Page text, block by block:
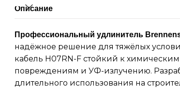
Описание
Профессиональный удлинитель
надёжное решение для тяжёлых
кабель H07RN-F стойкий к
повреждениям и УФ-излучению.
длительного использования на